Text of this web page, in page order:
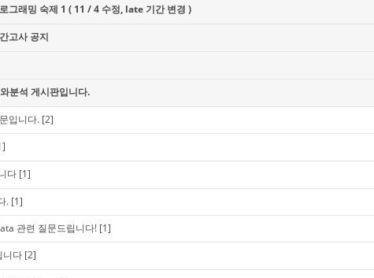
그래밍 숙제 1 ( 11 / 4 수정, late 기간 변경 )
고사 공지
분석 게시판입니다.
입니다. [2]
다 [1]
. [1]
관련 질문드립니다! [1]
니다 [2]